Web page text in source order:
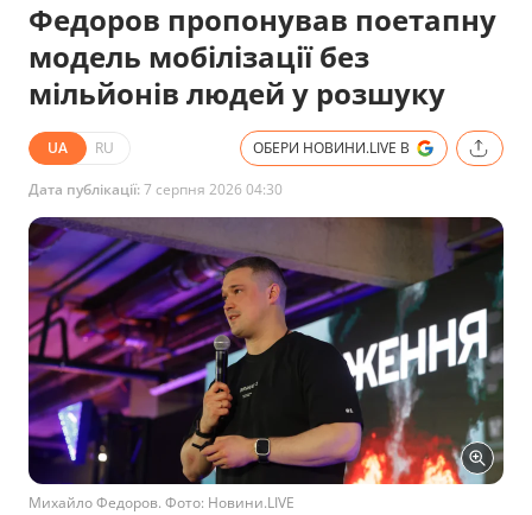
Федоров пропонував поетапну
модель мобілізації без
мільйонів людей у розшуку
UA RU ОБЕРИ НОВИНИ.LIVE В
Дата публікації:7 серпня 2026 04:30
Михайло Федоров. Фото: Новини.LIVE